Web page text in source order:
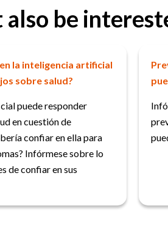
also be
la inteligencia artificial
sobre salud?
puede responder
en cuestión de
confiar en ella para
Infórmese sobre lo
de confiar en sus